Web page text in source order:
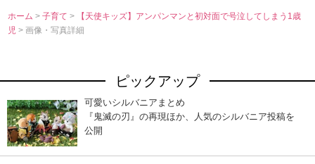
ホーム >子育て>
【天使キッズ】アンパンマンと初対面で号泣してしまう1歳
児> 画像・写真詳細
ピックアップ
可愛いシルバニアまとめ
『鬼滅の刃』の再現ほか、人気のシルバニア投稿を
公開